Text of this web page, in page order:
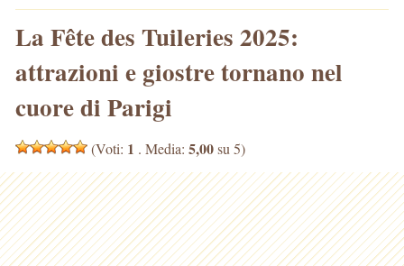
La Fête des Tuileries 2025:
attrazioni e giostre tornano nel
cuore di Parigi
(Voti: 1 . Media: 5,00su 5)